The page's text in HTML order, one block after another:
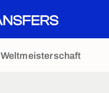
Weltmeisterschaft